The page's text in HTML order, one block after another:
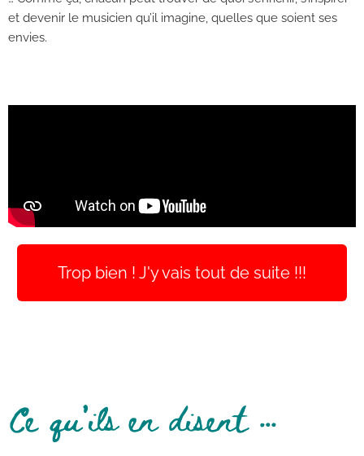
et devenir le musicien qu’il imagine, quelles que soient ses
envies.
Trop bien ! J'y vais tout de suite !!!
Ce qu’ils en disent …